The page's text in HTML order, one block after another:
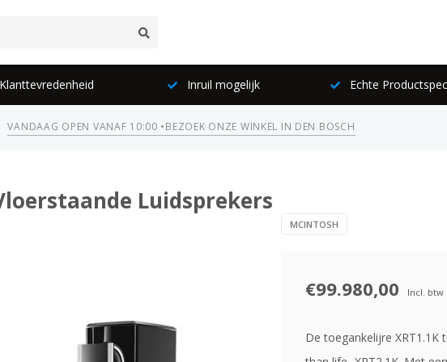
Inruil mogelijk Echte
VANDAAG OPEN VANAF 10:00 •BEZOEK ONZE WINKEL IN DEN BOSCH
Luidsprekers
MCINTOSH
€99.980,00 Incl. btw
De toegankelijre